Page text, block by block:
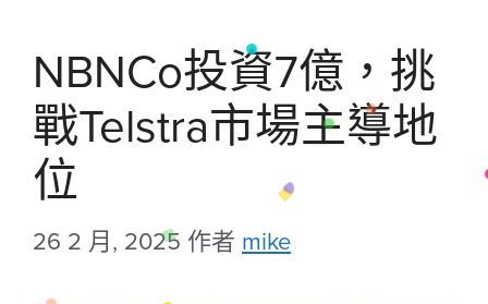
NBNCo投資7億，挑
戰Telstra市場主導地
位
26 2 月, 2025 作者 mike